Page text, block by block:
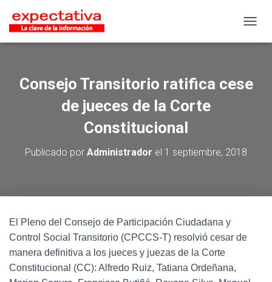
Consejo Transitorio ratifica cese
de jueces de la Corte
Constitucional
Publicado por Administrador el 1 septiembre, 2018
El Pleno del Consejo de Participación Ciudadana y
Control Social Transitorio (CPCCS-T) resolvió cesar de
manera definitiva a los jueces y juezas de la Corte
Constitucional (CC): Alfredo Ruiz, Tatiana Ordeñana,